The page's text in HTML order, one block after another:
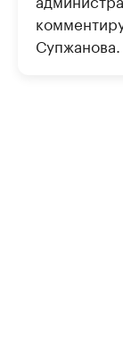
Супжанова.